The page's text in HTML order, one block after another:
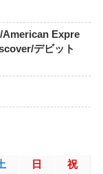
Expre
デビット
日 祝